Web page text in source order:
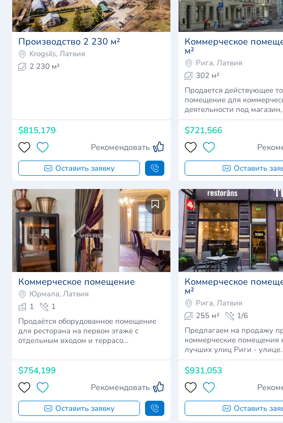
Производство 2 230 м²
Krogsils, Латвия
2 230 м²
$815,179
Рекомендовать
Оставить заявку
Коммерческое
м²
Рига, Латвия
302 м²
Продается действующее
помещение для
деятельности под
$721,566
Оставить
Коммерческое помещение
Юрмала, Латвия
1
1
Продаётся оборудованное помещение
для ресторана на первом этаже с
отдельным входом и террасо…
$754,199
Рекомендовать
Оставить заявку
Коммерческое
м²
Рига, Латвия
255 м²
1/6
Предлагаем на продажу
коммерческие помещения
лучших улиц Риги -
$931,053
Оставить